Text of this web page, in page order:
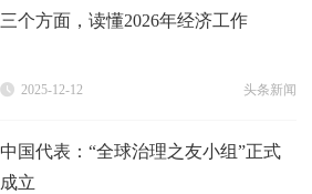
三个方面，读懂2026年经济工作
2025-12-12 头条新闻
中国代表：“全球治理之友小组”正式
成立